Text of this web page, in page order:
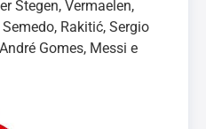
Stegen, Vermaelen,
Rakitić, Sergio
Gomes, Messi e